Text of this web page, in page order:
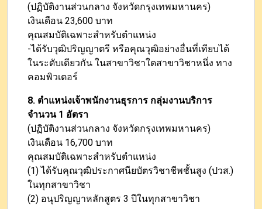
(ปฏิบัติงานส่วนกลาง จังหวัดกรุงเทพมหานคร)
เงินเดือน 23,600 บาท
คุณสมบัติเฉพาะสำหรับตำแหน่ง
-ได้รับวุฒิปริญญาตรี หรือคุณวุฒิอย่างอื่นที่เทียบได้
ในระดับเดียวกัน ในสาขาวิชาใดสาขาวิชาหนึ่ง ทาง
คอมพิวเตอร์
8. ตำแหน่งเจ้าพนักงานธุรการ กลุ่มงานบริการ
จำนวน 1 อัตรา
(ปฏิบัติงานส่วนกลาง จังหวัดกรุงเทพมหานคร)
เงินเดือน 16,700 บาท
คุณสมบัติเฉพาะสำหรับตำแหน่ง
(1) ได้รับคุณวุฒิประกาศนียบัตรวิชาชีพชั้นสูง (ปวส.)
ในทุกสาขาวิชา
(2) อนุปริญญาหลักสูตร 3 ปีในทุกสาขาวิชา